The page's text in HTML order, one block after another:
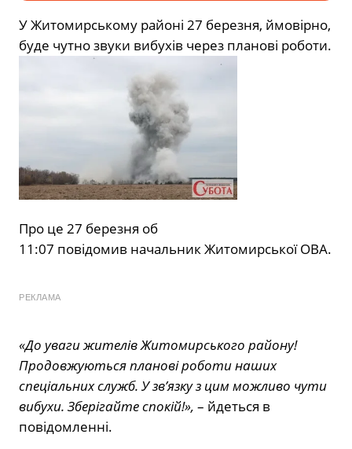
У Житомирському районі 27 березня, ймовірно,
буде чутно звуки вибухів через планові роботи.
Про це 27 березня об
11:07 повідомив начальник Житомирської ОВА.
РЕКЛАМА
«До уваги жителів Житомирського району!
Продовжуються планові роботи наших
спеціальних служб. У зв’язку з цим можливо чути
вибухи. Зберігайте спокій!», – йдеться в
повідомленні.